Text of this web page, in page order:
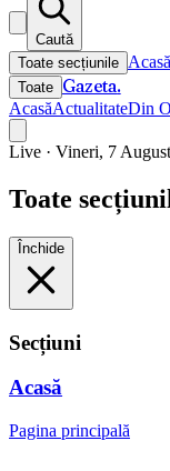
Caută
Toate secțiunile Acasă
Toate Gazeta.
AcasăActualitateDin
Live · Vineri, 7
Toate
Închide
Secțiuni
Acasă
Pagina principală